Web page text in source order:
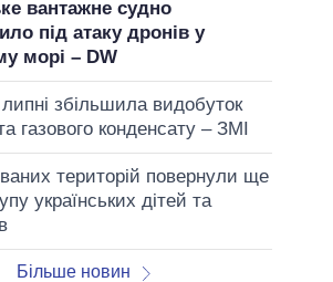
вантажне судно
під атаку дронів у
морі – DW
липні збільшила видобуток
газового конденсату – ЗМІ
територій повернули ще
українських дітей та
Більше новин